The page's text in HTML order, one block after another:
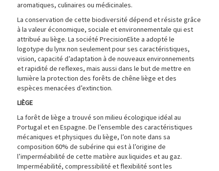
aromatiques, culinaires ou médicinales.
La conservation de cette biodiversité dépend et résiste grâce
à la valeur économique, sociale et environnementale qui est
attribué au liège. La société PrecisionElite a adopté le
logotype du lynx non seulement pour ses caractéristiques,
vision, capacité d’adaptation à de nouveaux environnements
et rapidité de reflexes, mais aussi dans le but de mettre en
lumière la protection des forêts de chêne liège et des
espèces menacées d’extinction.
LIÈGE
La forêt de liège a trouvé son milieu écologique idéal au
Portugal et en Espagne. De l’ensemble des caractéristiques
mécaniques et physiques du liège, l’on note dans sa
composition 60% de subérine qui est à l’origine de
l’imperméabilité de cette matière aux liquides et au gaz.
Imperméabilité, compressibilité et flexibilité sont les